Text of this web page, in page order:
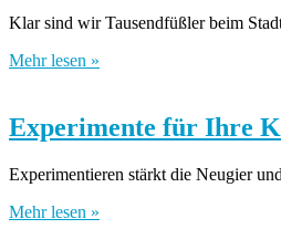
Klar sind wir Tausendfüßler beim
Mehr lesen »
Experimente für Ihre
Experimentieren stärkt die Neugier
Mehr lesen »